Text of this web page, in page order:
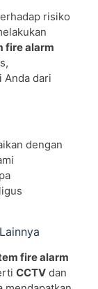
risiko
fire alarm
Anda dari
dengan
fire alarm
CCTVdan